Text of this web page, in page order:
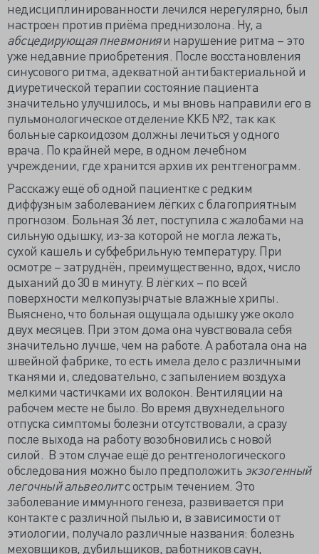
недисциплинированности лечился нерегулярно, был
настроен против приёма преднизолона. Ну, а
абсцедирующая пневмонияи нарушение ритма – это
уже недавние приобретения. После восстановления
синусового ритма, адекватной антибактериальной и
диуретической терапии состояние пациента
значительно улучшилось, и мы вновь направили его в
пульмонологическое отделение ККБ №2, так как
больные саркоидозом должны лечиться у одного
врача. По крайней мере, в одном лечебном
учреждении, где хранится архив их рентгенограмм.
Расскажу ещё об одной пациентке с редким
диффузным заболеванием лёгких с благоприятным
прогнозом. Больная 36 лет, поступила с жалобами на
сильную одышку, из-за которой не могла лежать,
сухой кашель и субфебрильную температуру. При
осмотре – затруднён, преимущественно, вдох, число
дыханий до 30 в минуту. В лёгких – по всей
поверхности мелкопузырчатые влажные хрипы.
Выяснено, что больная ощущала одышку уже около
двух месяцев. При этом дома она чувствовала себя
значительно лучше, чем на работе. А работала она на
швейной фабрике, то есть имела дело с различными
тканями и, следовательно, с запылением воздуха
мелкими частичками их волокон. Вентиляции на
рабочем месте не было. Во время двухнедельного
отпуска симптомы болезни отсутствовали, а сразу
после выхода на работу возобновились с новой
силой. В этом случае ещё до рентгенологического
обследования можно было предположить экзогенный
легочный альвеолитс острым течением. Это
заболевание иммунного генеза, развивается при
контакте с различной пылью и, в зависимости от
этиологии, получало различные названия: болезнь
меховщиков, дубильщиков, работников саун,